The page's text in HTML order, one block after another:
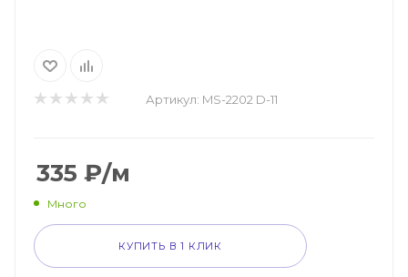
Артикул: MS-2202 D-11
335 ₽/м
Много
КУПИТЬ В 1 КЛИК